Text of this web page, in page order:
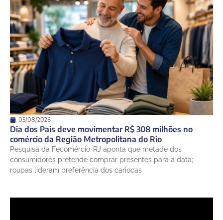
05/08/2026
Dia dos Pais deve movimentar R$ 308 milhões no
comércio da Região Metropolitana do Rio
Pesquisa da Fecomércio-RJ aponta que metade dos
consumidores pretende comprar presentes para a data;
roupas lideram preferência dos cariocas